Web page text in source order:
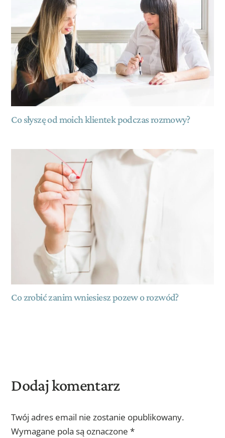
Co słyszę od moich klientek podczas rozmowy?
Co zrobić zanim wniesiesz pozew o rozwód?
Dodaj komentarz
Twój adres email nie zostanie opublikowany.
Wymagane pola są oznaczone*